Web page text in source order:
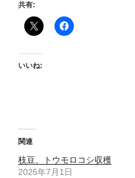
共有:
いいね:
関連
枝豆、トウモロコシ収穫
2025年7月1日